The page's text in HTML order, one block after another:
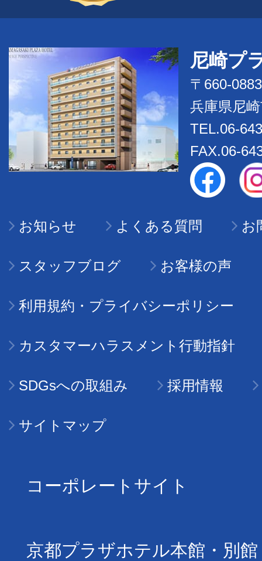
尼崎プ
〒660-0883
兵庫県尼
TEL.06-
FAX.06-
お知らせ よくある質問 お
スタッフブログ お客様の声
利用規約・プライバシーポリシー
カスタマーハラスメント行動指針
SDGsへの取組み 採用情報
サイトマップ
コーポレートサイト
京都プラザホテル本館・別館